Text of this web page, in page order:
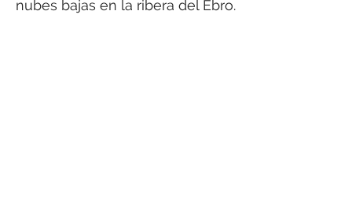
nubes bajas en la ribera del Ebro.